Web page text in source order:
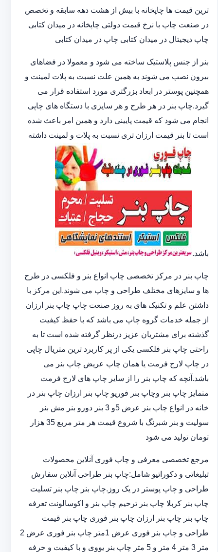
ترین قیمت ها چاپخانه با بیش از هشت دهه سابقه و تخصص
در صنعت چاپ با نرخ قیمت دولتی چاپخانه در میدان کتابی
چاپ دیجیتال در میدان کتابی چاپ در میدان کتابی
بنر از جنس پلاستیک ساخته می شود و معمولا در فضاهای
بیرون نصب می شوند به همین علت نسبت به پلات لمینت و
همچنین پوستر در ابعاد بزرگتری مورد استفاده قرار می
گیرد.چاپ بنر در هر طرح و هر سایزی با دستگاه های چاپی
انجام می شود که قیمت پایینی دارد و همین امر باعث شده
است تا بنر قیمت ارزان تری نسبت به پلات و لمینت داشته
باشد.
چاپ بنر در مرکز تخصصی چاپ انواع بنر و فلکسی در طرح
ها و سایزهای مختلف طراحی و چاپ می شوند.این مرکز با
داشتن علم و تکنیک های به روز صنعت چاپ چاپ بنر ارزان
از جمله خدمات گروه چاپ می باشد که با حفظ کیفیت
گذشته برای مشتریان عزیز درنظر گرفته شده است تا به
راحتی چاپ بنر فلکسی یکی از پر کاربرد ترین متریال چاپی
در چاپ لارج فرمت یا همان چاپ عریض چاپ بنر می
باشد.آنچه که چاپ بنر را از سایر چاپ های لارج فرمت
متمایز چاپ بنر وچاپ بنر فوریو چاپ بنر ارزان چاپ بنر در
خانه در انواع چاپ بنر عرض 5و 3 بنر دورو بنر مش بنر
سولیت و بنر شبرنگ با شروع قیمت هر متر مربع 35 هزار
تومان تولید می شود
مرجع تخصصی معرفی و چاپ فوری آنلاین محصولات
تبلیغاتی و دکوراتیو شامل:چاپ بنر طراحی آنلاین سفارش
طراحی و چاپ پوستر در یک روز.چاپ بنر چاپ بنر تسلیت
چاپ بنر کربلا چاپ بنر ترحیم چاپ بنر و اکوسالونت تعرفه
چاپ بنر چاپ بنر ارزان چاپ بنر فوری چاپ بنر قیمت
طراحی و چاپ بنر فوری عرض 1متر چاپ بنر فوری عرض 2
متر 3 متر 4 متر و 5 متر چاپ بنر یووی و با کیفیت و حرفه